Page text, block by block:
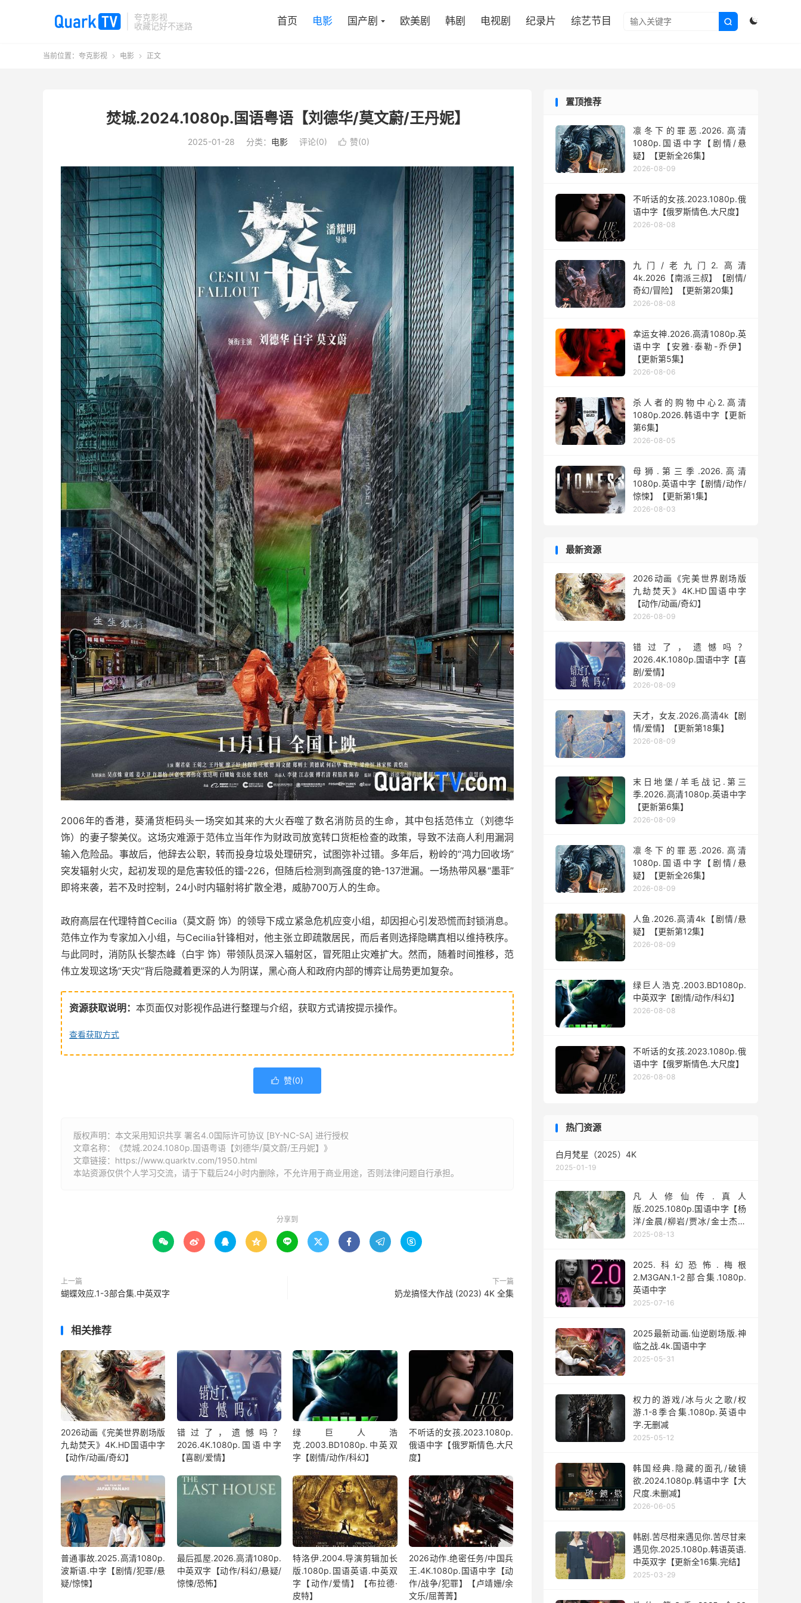
夸克影视
收藏记好不迷路


首页 电影 国产剧 欧美剧 韩剧 电视剧 纪录片 综艺节目
当前位置： 夸克影视  电影  正文
焚城.2024.1080p.国语粤语【刘德华/莫文蔚/王丹妮】
2025-01-28 分类： 电影 评论(0)  赞(0)
2006年的香港，葵涌货柜码头一场突如其来的大火吞噬了数名消防员的生命，其中包括范伟立（刘德华
饰）的妻子黎美仪。这场灾难源于范伟立当年作为财政司放宽转口货柜检查的政策，导致不法商人利用漏洞
输入危险品。事故后，他辞去公职，转而投身垃圾处理研究，试图弥补过错。多年后，粉岭的“鸿力回收场”
突发辐射火灾，起初发现的是危害较低的镭-226，但随后检测到高强度的铯-137泄漏。一场热带风暴“墨菲”
即将来袭，若不及时控制，24小时内辐射将扩散全港，威胁700万人的生命。
政府高层在代理特首Cecilia（莫文蔚 饰）的领导下成立紧急危机应变小组，却因担心引发恐慌而封锁消息。
范伟立作为专家加入小组，与Cecilia针锋相对，他主张立即疏散居民，而后者则选择隐瞒真相以维持秩序。
与此同时，消防队长黎杰峰（白宇 饰）带领队员深入辐射区，冒死阻止灾难扩大。然而，随着时间推移，范
伟立发现这场“天灾”背后隐藏着更深的人为阴谋，黑心商人和政府内部的博弈让局势更加复杂。
资源获取说明： 本页面仅对影视作品进行整理与介绍，获取方式请按提示操作。
查看获取方式
 赞(0)
版权声明：本文采用知识共享 署名4.0国际许可协议 [BY-NC-SA] 进行授权
文章名称：《焚城.2024.1080p.国语粤语【刘德华/莫文蔚/王丹妮】》
文章链接： https://www.quarktv.com/1950.html
本站资源仅供个人学习交流，请于下载后24小时内删除，不允许用于商业用途，否则法律问题自行承担。
分享到
        
上一篇
蝴蝶效应.1-3部合集.中英双字
下一篇
奶龙搞怪大作战 (2023) 4K 全集
相关推荐
2026动画《完美世界剧场版
九劫焚天》4K.HD国语中字
【动作/动画/奇幻】
错过了，遗憾吗？
2026.4K.1080p.国语中字
【喜剧/爱情】
绿巨人浩
克.2003.BD1080p.中英双
字【剧情/动作/科幻】
不听话的女孩.2023.1080p.
俄语中字【俄罗斯情色.大尺
度】
普通事故.2025.高清1080p.
波斯语.中字【剧情/犯罪/悬
疑/惊悚】
最后孤屋.2026.高清1080p.
中英双字【动作/科幻/悬疑/
惊悚/恐怖】
特洛伊.2004.导演剪辑加长
版.1080p.国语英语.中英双
字【动作/爱情】【布拉德·
皮特】
2026动作.绝密任务/中国兵
王.4K.1080p.国语中字【动
作/战争/犯罪】【卢靖姗/余
文乐/屈菁菁】
置顶推荐
凛冬下的罪恶.2026.高清
1080p.国语中字【剧情/悬
疑】【更新全26集】
2026-08-09
不听话的女孩.2023.1080p.俄
语中字【俄罗斯情色.大尺度】
2026-08-08
九门/老九门2.高清
4k.2026【南派三叔】【剧情/
奇幻/冒险】【更新第20集】
2026-08-08
幸运女神.2026.高清1080p.英
语中字【安雅·泰勒-乔伊】
【更新第5集】
2026-08-06
杀人者的购物中心2.高清
1080p.2026.韩语中字【更新
第6集】
2026-08-05
母狮.第三季.2026.高清
1080p.英语中字【剧情/动作/
惊悚】【更新第1集】
2026-08-03
最新资源
2026动画《完美世界剧场版
九劫焚天》4K.HD国语中字
【动作/动画/奇幻】
2026-08-09
错过了，遗憾吗？
2026.4K.1080p.国语中字【喜
剧/爱情】
2026-08-09
天才，女友.2026.高清4k【剧
情/爱情】【更新第18集】
2026-08-09
末日地堡/羊毛战记.第三
季.2026.高清1080p.英语中字
【更新第6集】
2026-08-09
凛冬下的罪恶.2026.高清
1080p.国语中字【剧情/悬
疑】【更新全26集】
2026-08-09
人鱼.2026.高清4k【剧情/悬
疑】【更新第12集】
2026-08-09
绿巨人浩克.2003.BD1080p.
中英双字【剧情/动作/科幻】
2026-08-08
不听话的女孩.2023.1080p.俄
语中字【俄罗斯情色.大尺度】
2026-08-08
热门资源
白月梵星（2025）4K
2025-01-19
凡人修仙传.真人
版.2025.1080p.国语中字【杨
洋/金晨/柳岩/贾冰/金士杰】
【全30集】
2025-08-13
2025.科幻恐怖.梅根
2.M3GAN.1-2部合集.1080p.
英语中字
2025-07-16
2025最新动画.仙逆剧场版.神
临之战.4k.国语中字
2025-05-31
权力的游戏/冰与火之歌/权
游.1-8季合集.1080p.英语中
字.无删减
2025-05-12
韩国经典.隐藏的面孔/破镜
欲.2024.1080p.韩语中字【大
尺度.未删减】
2026-06-05
韩剧.苦尽柑来遇见你.苦尽甘来
遇见你.2025.1080p.韩语英语.
中英双字【更新全16集.完结】
2025-03-29